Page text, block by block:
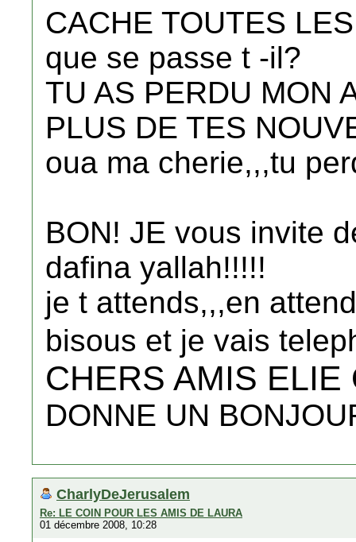
CACHE TOUTES
que se passe t -il?
TU AS PERDU MON
PLUS DE TES
oua ma cherie,,,tu
BON! JE vous invite
dafina yallah!!!!!
je t attends,,,en
bisous et je vais
CHERS AMIS ELIE
DONNE UN
CharlyDeJerusalem
Re: LE COIN POUR LES AMIS DE LAURA
01 décembre 2008, 10:28